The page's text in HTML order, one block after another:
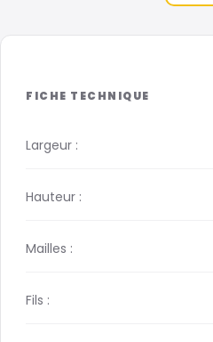
Largeur :
Hauteur :
Mailles :
Fils :